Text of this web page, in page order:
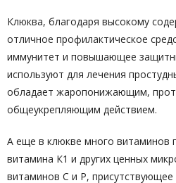
Клюква, благодаря высокому
отличное профилактическое
иммунитет и повышающее
используют для лечения
обладает жаропонижающим,
общеукрепляющим действием.
А еще в клюкве много витаминов
витамина К1 и других ценных
витаминов С и Р, присутствующее